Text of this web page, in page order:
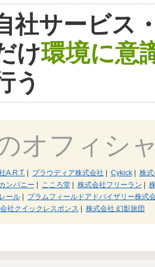
社サービス
け環境に意
う
オフィシ
A.R.T.| プラウディア株式会社 Cykick|
株
ンパニー
こころ堂| 株式会社フリーラン
ール|
プラムフィールドアドバイザリー株式
社クイックレスポンス 株式会社 幻影旅団